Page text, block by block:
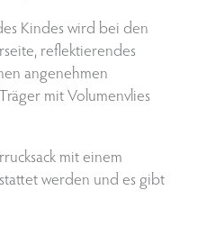
Kindes wird bei den
reflektierendes
angenehmen
mit Volumenvlies
mit einem
werden und es gibt